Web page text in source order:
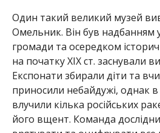
Один такий великий музей
Омельник. Він був надбанням
громади та осередком
на початку ХІХ ст. заснували
Експонати збирали діти та
приносили небайдужі, однак
влучили кілька російських
його вщент. Команда